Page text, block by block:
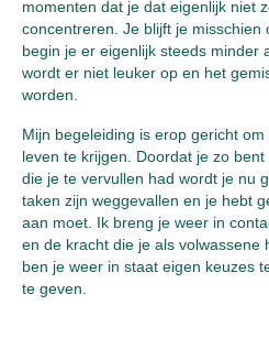
momenten dat je dat eigenlijk niet
concentreren. Je blijft je misschien
begin je er eigenlijk steeds minder
wordt er niet leuker op en het
worden.
Mijn begeleiding is erop gericht
leven te krijgen. Doordat je zo
die je te vervullen had wordt je nu
taken zijn weggevallen en je hebt
aan moet. Ik breng je weer in
en de kracht die je als volwassene
ben je weer in staat eigen keuzes
te geven.